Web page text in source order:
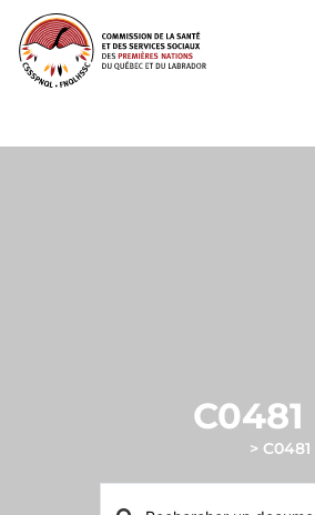
C0481
> C0481